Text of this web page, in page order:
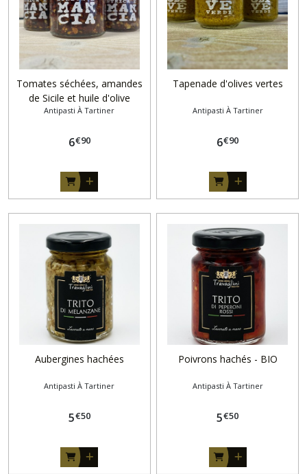
Tomates séchées, amandes
de Sicile et huile d'olive
Antipasti À Tartiner
6€90
Tapenade d'olives vertes
Antipasti À Tartiner
6€90
Aubergines hachées
Antipasti À Tartiner
5€50
Poivrons hachés - BIO
Antipasti À Tartiner
5€50
Antipasti
la
mer
(3)